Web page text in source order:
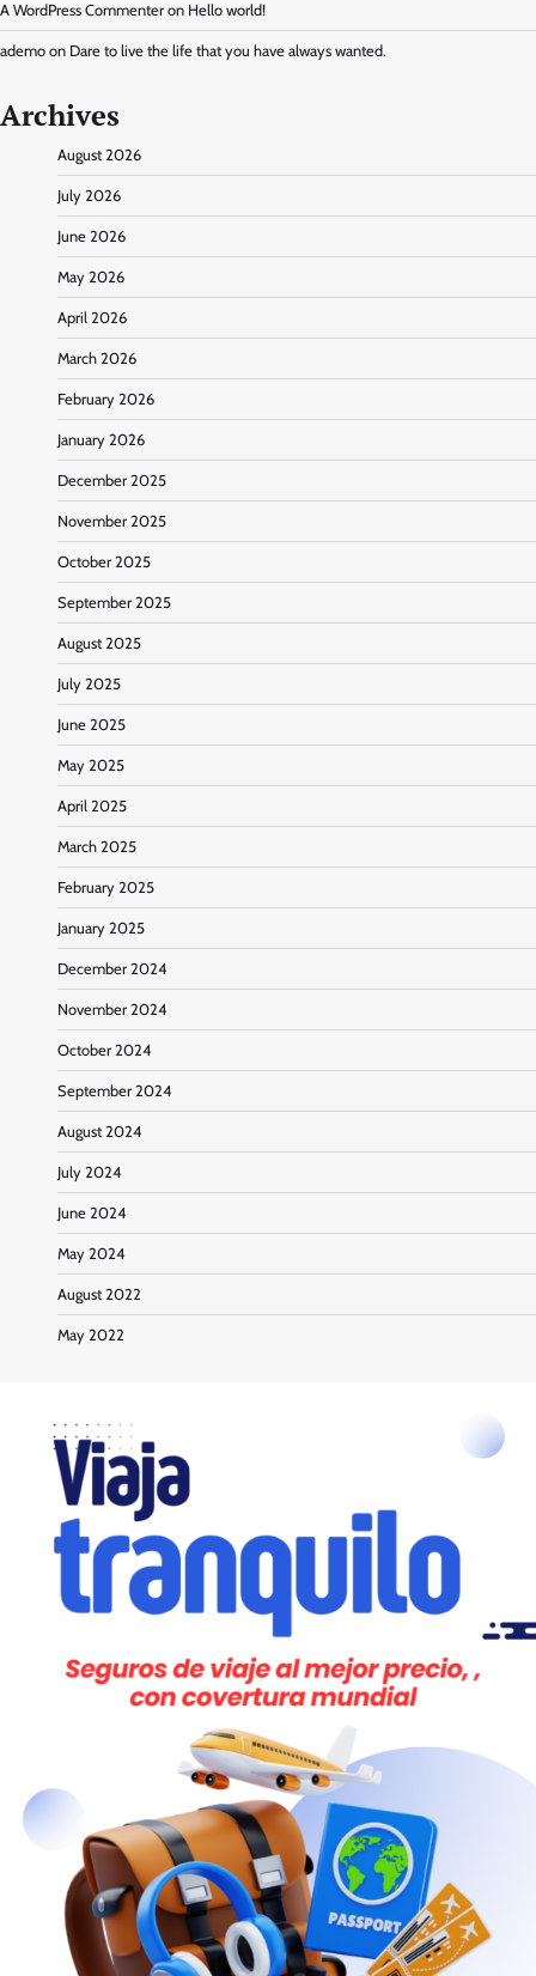
A WordPress Commenter on Hello world!
ademo on Dare to live the life that you have always wanted.
Archives
August 2026
July 2026
June 2026
May 2026
April 2026
March 2026
February 2026
January 2026
December 2025
November 2025
October 2025
September 2025
August 2025
July 2025
June 2025
May 2025
April 2025
March 2025
February 2025
January 2025
December 2024
November 2024
October 2024
September 2024
August 2024
July 2024
June 2024
May 2024
August 2022
May 2022